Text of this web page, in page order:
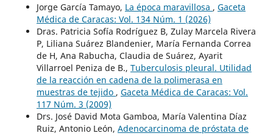
Jorge García Tamayo, La época maravillosa , Gaceta
Médica de Caracas: Vol. 134 Núm. 1 (2026)
Dras. Patricia Sofía Rodríguez B, Zulay Marcela Rivera
P, Liliana Suárez Blandenier, María Fernanda Correa
de H, Ana Rabucha, Claudia de Suárez, Ayarit
Villarroel Peniza de B., Tuberculosis pleural. Utilidad
de la reacción en cadena de la polimerasa en
muestras de tejido , Gaceta Médica de Caracas: Vol.
117 Núm. 3 (2009)
Drs. José David Mota Gamboa, María Valentina Díaz
Ruiz, Antonio León, Adenocarcinoma de próstata de